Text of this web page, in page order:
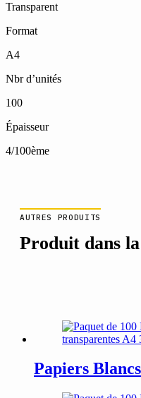
Transparent
Format
A4
Nbr d’unités
100
Épaisseur
4/100ème
AUTRES PRODUITS
Produit dans
Papiers Blancs